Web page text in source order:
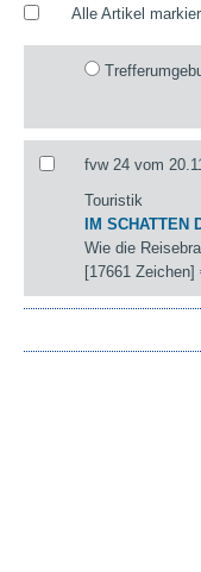
Alle Artikel
fvw 24 vom
Touristik
IM SCHATTEN
Wie die
[17661 Zeichen]